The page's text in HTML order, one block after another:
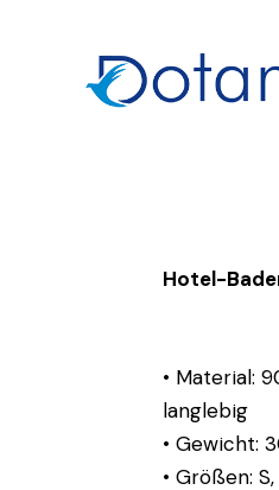
Hotel-
• Material:
langlebig
• Gewicht:
• Größen: